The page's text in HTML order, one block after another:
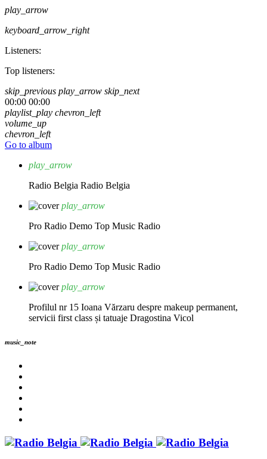
play_arrow
keyboard_arrow_right
Listeners:
Top listeners:
skip_previous play_arrow skip_next
00:00 00:00
playlist_play chevron_left
volume_up
chevron_left
Go to album
play_arrow
Radio Belgia Radio Belgia
play_arrow
Pro Radio Demo Top Music Radio
play_arrow
Pro Radio Demo Top Music Radio
play_arrow
Profilul nr 15 Ioana Vărzaru despre makeup permanent,
servicii first class și tatuaje Dragostina Vicol
music_note